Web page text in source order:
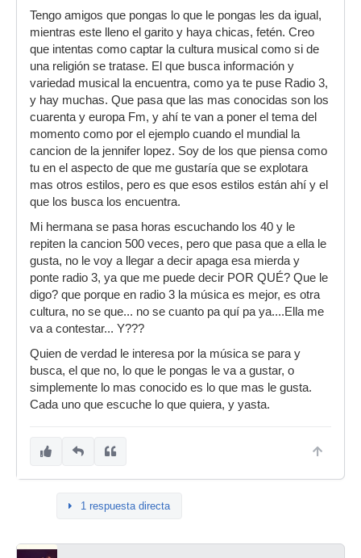
Tengo amigos que pongas lo que le pongas les da igual,
mientras este lleno el garito y haya chicas, fetén. Creo
que intentas como captar la cultura musical como si de
una religión se tratase. El que busca información y
variedad musical la encuentra, como ya te puse Radio 3,
y hay muchas. Que pasa que las mas conocidas son los
cuarenta y europa Fm, y ahí te van a poner el tema del
momento como por el ejemplo cuando el mundial la
cancion de la jennifer lopez. Soy de los que piensa como
tu en el aspecto de que me gustaría que se explotara
mas otros estilos, pero es que esos estilos están ahí y el
que los busca los encuentra.
Mi hermana se pasa horas escuchando los 40 y le
repiten la cancion 500 veces, pero que pasa que a ella le
gusta, no le voy a llegar a decir apaga esa mierda y
ponte radio 3, ya que me puede decir POR QUÉ? Que le
digo? que porque en radio 3 la música es mejor, es otra
cultura, no se que... no se cuanto pa quí pa ya....Ella me
va a contestar... Y???
Quien de verdad le interesa por la música se para y
busca, el que no, lo que le pongas le va a gustar, o
simplemente lo mas conocido es lo que mas le gusta.
Cada uno que escuche lo que quiera, y yasta.
1 respuesta directa